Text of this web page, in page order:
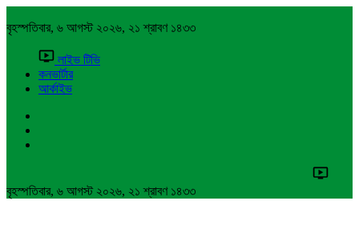
বৃহস্পতিবার, ৬ আগস্ট ২০২৬, ২১ শ্রাবণ ১৪৩৩
লাইভ টিভি
কনভার্টার
আর্কাইভ
বৃহস্পতিবার, ৬ আগস্ট ২০২৬, ২১ শ্রাবণ ১৪৩৩